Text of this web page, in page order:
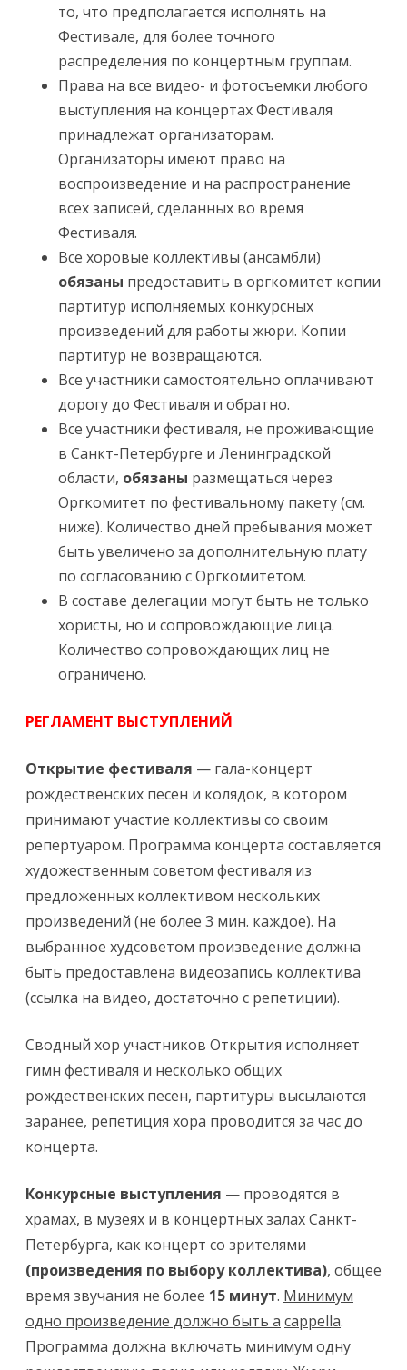
то, что предполагается исполнять на
Фестивале, для более точного
распределения по концертным группам.
Права на все видео- и фотосъемки любого
выступления на концертах Фестиваля
принадлежат организаторам.
Организаторы имеют право на
воспроизведение и на распространение
всех записей, сделанных во время
Фестиваля.
Все хоровые коллективы (ансамбли)
обязаны предоставить в оргкомитет копии
партитур исполняемых конкурсных
произведений для работы жюри. Копии
партитур не возвращаются.
Все участники самостоятельно оплачивают
дорогу до Фестиваля и обратно.
Все участники фестиваля, не проживающие
в Санкт-Петербурге и Ленинградской
области, обязаны размещаться через
Оргкомитет по фестивальному пакету (см.
ниже). Количество дней пребывания может
быть увеличено за дополнительную плату
по согласованию с Оргкомитетом.
В составе делегации могут быть не только
хористы, но и сопровождающие лица.
Количество сопровождающих лиц не
ограничено.
РЕГЛАМЕНТ ВЫСТУПЛЕНИЙ
Открытие фестиваля — гала-концерт
рождественских песен и колядок, в котором
принимают участие коллективы со своим
репертуаром. Программа концерта составляется
художественным советом фестиваля из
предложенных коллективом нескольких
произведений (не более 3 мин. каждое). На
выбранное худсоветом произведение должна
быть предоставлена видеозапись коллектива
(ссылка на видео, достаточно с репетиции).
Сводный хор участников Открытия исполняет
гимн фестиваля и несколько общих
рождественских песен, партитуры высылаются
заранее, репетиция хора проводится за час до
концерта.
Конкурсные выступления — проводятся в
храмах, в музеях и в концертных залах Санкт-
Петербурга, как концерт со зрителями
(произведения по выбору коллектива), общее
время звучания не более 15 минут. Минимум
одно произведение должно быть a cappella.
Программа должна включать минимум одну